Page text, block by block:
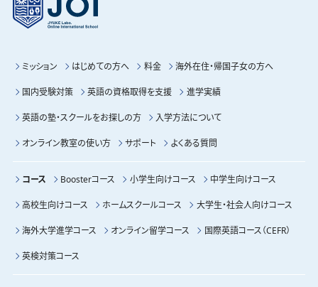
ミッション はじめての方へ 料金 海外在住・帰国子女の方へ
国内受験対策 英語の資格取得を支援 進学実績
英語の塾・スクールをお探しの方 入学方法について
オンライン教室の使い方 サポート よくある質問
コース Boosterコース 小学生向けコース 中学生向けコース
高校生向けコース ホームスクールコース 大学生・社会人向けコース
海外大学進学コース オンライン留学コース 国際英語コース（CEFR）
英検対策コース